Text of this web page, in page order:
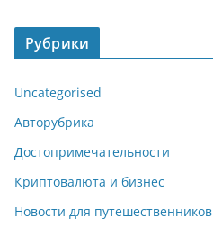
Рубрики
Uncategorised
Авторубрика
Достопримечательности
Криптовалюта и бизнес
Новости для путешественников